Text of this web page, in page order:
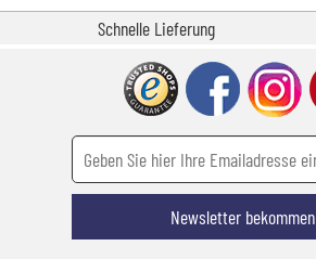
Schnelle Lieferung
Newsletter bekommen